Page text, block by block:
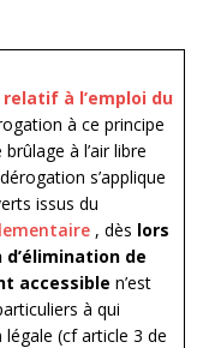
relatif à l’emploi du
à ce principe
à l’air libre
s’applique
issus du
, dès lors
d’élimination de
accessible n’est
à qui
(cf article 3 de